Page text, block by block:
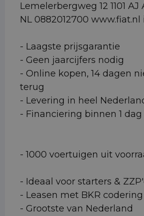
Lemelerbergweg 12 1101
NL 0882012700 www.fiat.nl
- Laagste prijsgarantie
- Geen jaarcijfers nodig
- Online kopen, 14 dagen
terug
- Levering in heel
- Financiering binnen 1 dag
- 1000 voertuigen uit
- Ideaal voor starters &
- Leasen met BKR
- Grootste van Nederland